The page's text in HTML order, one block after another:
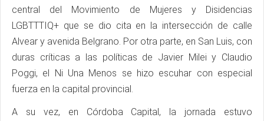
central del Movimiento de Mujeres y Disidencias
LGBTTTIQ+ que se dio cita en la intersección de calle
Alvear y avenida Belgrano. Por otra parte, en San Luis, con
duras críticas a las políticas de Javier Milei y Claudio
Poggi, el Ni Una Menos se hizo escuhar con especial
fuerza en la capital provincial.
A su vez, en Córdoba Capital, la jornada estuvo